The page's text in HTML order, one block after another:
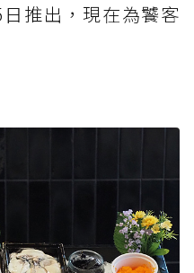
推出，現在為饕客